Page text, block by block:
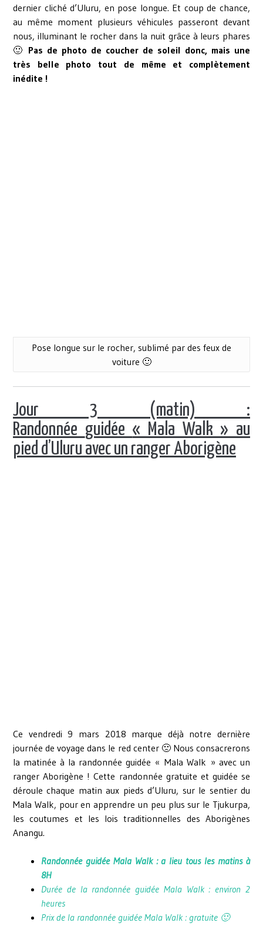
dernier cliché d’Uluru, en pose longue. Et coup de chance,
au même moment plusieurs véhicules passeront devant
nous, illuminant le rocher dans la nuit grâce à leurs phares
🙂 Pas de photo de coucher de soleil donc, mais une
très belle photo tout de même et complètement
inédite !
Pose longue sur le rocher, sublimé par des feux de
voiture 🙂
Jour 3 (matin) :
Randonnée guidée « Mala Walk » au
pied d’Uluru avec un ranger Aborigène
Ce vendredi 9 mars 2018 marque déjà notre dernière
journée de voyage dans le red center 🙁 Nous consacrerons
la matinée à la randonnée guidée « Mala Walk » avec un
ranger Aborigène ! Cette randonnée gratuite et guidée se
déroule chaque matin aux pieds d’Uluru, sur le sentier du
Mala Walk, pour en apprendre un peu plus sur le Tjukurpa,
les coutumes et les lois traditionnelles des Aborigènes
Anangu.
Randonnée guidée Mala Walk : a lieu tous les matins à
8H
Durée de la randonnée guidée Mala Walk : environ 2
heures
Prix de la randonnée guidée Mala Walk : gratuite 🙂